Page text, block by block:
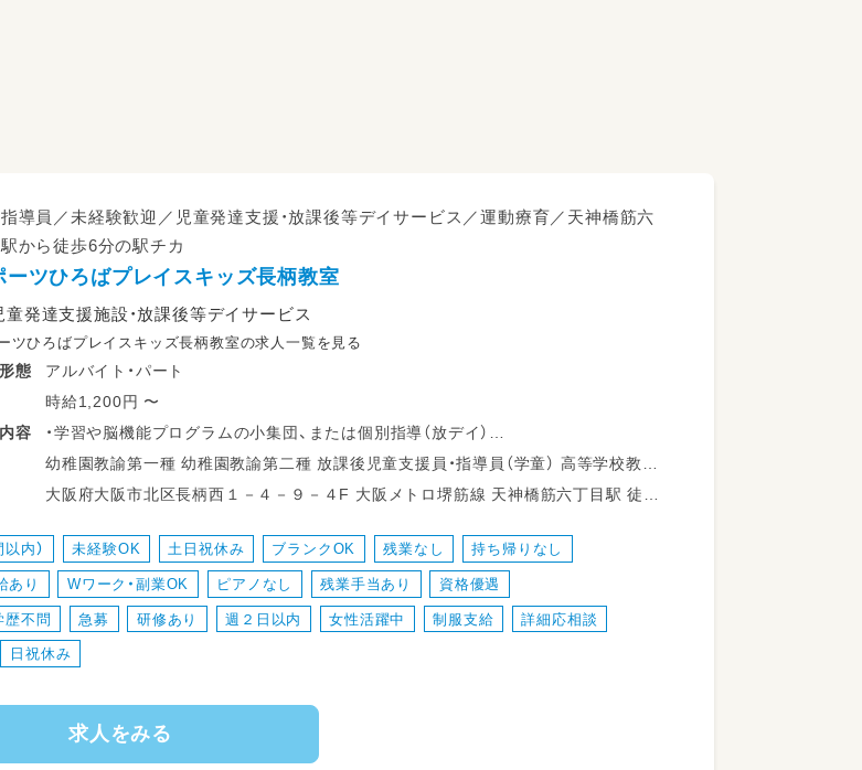
導員／未経験歓迎／児童発達支援・放課後等デイサービス／運動療育／天神橋筋六
から徒歩6分の駅チカ
ーツひろばプレイスキッズ長柄教室
童発達支援施設・放課後等デイサービス
ツひろばプレイスキッズ長柄教室の求人一覧を見る
態
アルバイト・パート
時給1,200円 〜
内容
・学習や脳機能プログラムの小集団、または個別指導（放デイ）
・視知覚トレーニングの個別指導（児童発達支援）
・休憩スペースでの利用者の掌握
・教材や玩具の準備や作成
・日報等の記入
・教室内の清掃や美化
・送迎 など
主に発達障害のお子様たちの個別・少人数（2～3名）の療育や送迎を担当していただき
幼児から高校生まで、どんなお子様でも指導できるプロフェッショナルな技術が身に
幼稚園教諭第一種 幼稚園教諭第二種 放課後児童支援員・指導員（学童） 高等学校教諭
普通免許 中学校教諭普通免許 小学校教諭普通免許 社会福祉士 心理士 精神保健福祉
大阪府大阪市北区長柄西１－４－９－４F 大阪メトロ堺筋線 天神橋筋六丁目駅 徒歩
内） 未経験OK 土日祝休み ブランクOK 残業なし 持ち帰りなし
あり Wワーク・副業OK ピアノなし 残業手当あり 資格優遇
歴不問 急募 研修あり 週２日以内 女性活躍中 制服支給 詳細応相談
日祝休み
求人をみる